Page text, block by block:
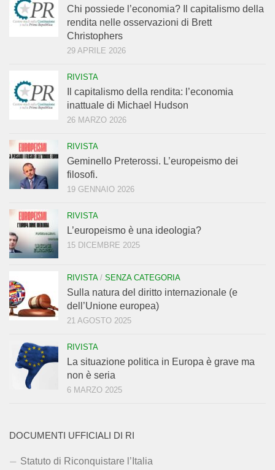
Chi possiede l’economia? Il capitalismo della
rendita nelle osservazioni di Brett
Christophers
29 APRILE 2026
RIVISTA
Il capitalismo della rendita: l’economia
inattuale di Michael Hudson
26 MARZO 2026
RIVISTA
Geminello Preterossi. L’europeismo dei
filosofi.
19 GENNAIO 2026
RIVISTA
L’europeismo è una ideologia?
15 DICEMBRE 2025
RIVISTA/ SENZA CATEGORIA
Sulla natura del diritto internazionale (e
dell’Unione europea)
21 AGOSTO 2025
RIVISTA
La situazione politica in Europa è grave ma
non è seria
6 MARZO 2025
DOCUMENTI UFFICIALI DI RI
Statuto di Riconquistare l’Italia